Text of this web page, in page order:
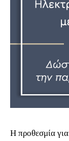
Η προθεσμία